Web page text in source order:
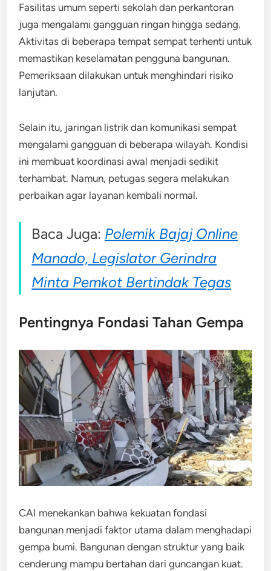
Fasilitas umum seperti sekolah dan perkantoran
juga mengalami gangguan ringan hingga sedang.
Aktivitas di beberapa tempat sempat terhenti untuk
memastikan keselamatan pengguna bangunan.
Pemeriksaan dilakukan untuk menghindari risiko
lanjutan.
Selain itu, jaringan listrik dan komunikasi sempat
mengalami gangguan di beberapa wilayah. Kondisi
ini membuat koordinasi awal menjadi sedikit
terhambat. Namun, petugas segera melakukan
perbaikan agar layanan kembali normal.
Baca Juga: Polemik Bajaj Online
Manado, Legislator Gerindra
Minta Pemkot Bertindak Tegas
Pentingnya Fondasi Tahan Gempa
CAI menekankan bahwa kekuatan fondasi
bangunan menjadi faktor utama dalam menghadapi
gempa bumi. Bangunan dengan struktur yang baik
cenderung mampu bertahan dari guncangan kuat.